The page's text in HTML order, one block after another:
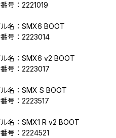
号：2221019
名：SMX6 BOOT
号：2223014
名：SMX6 v2 BOOT
号：2223017
名：SMX S BOOT
号：2223517
名：SMX1 R v2 BOOT
号：2224521